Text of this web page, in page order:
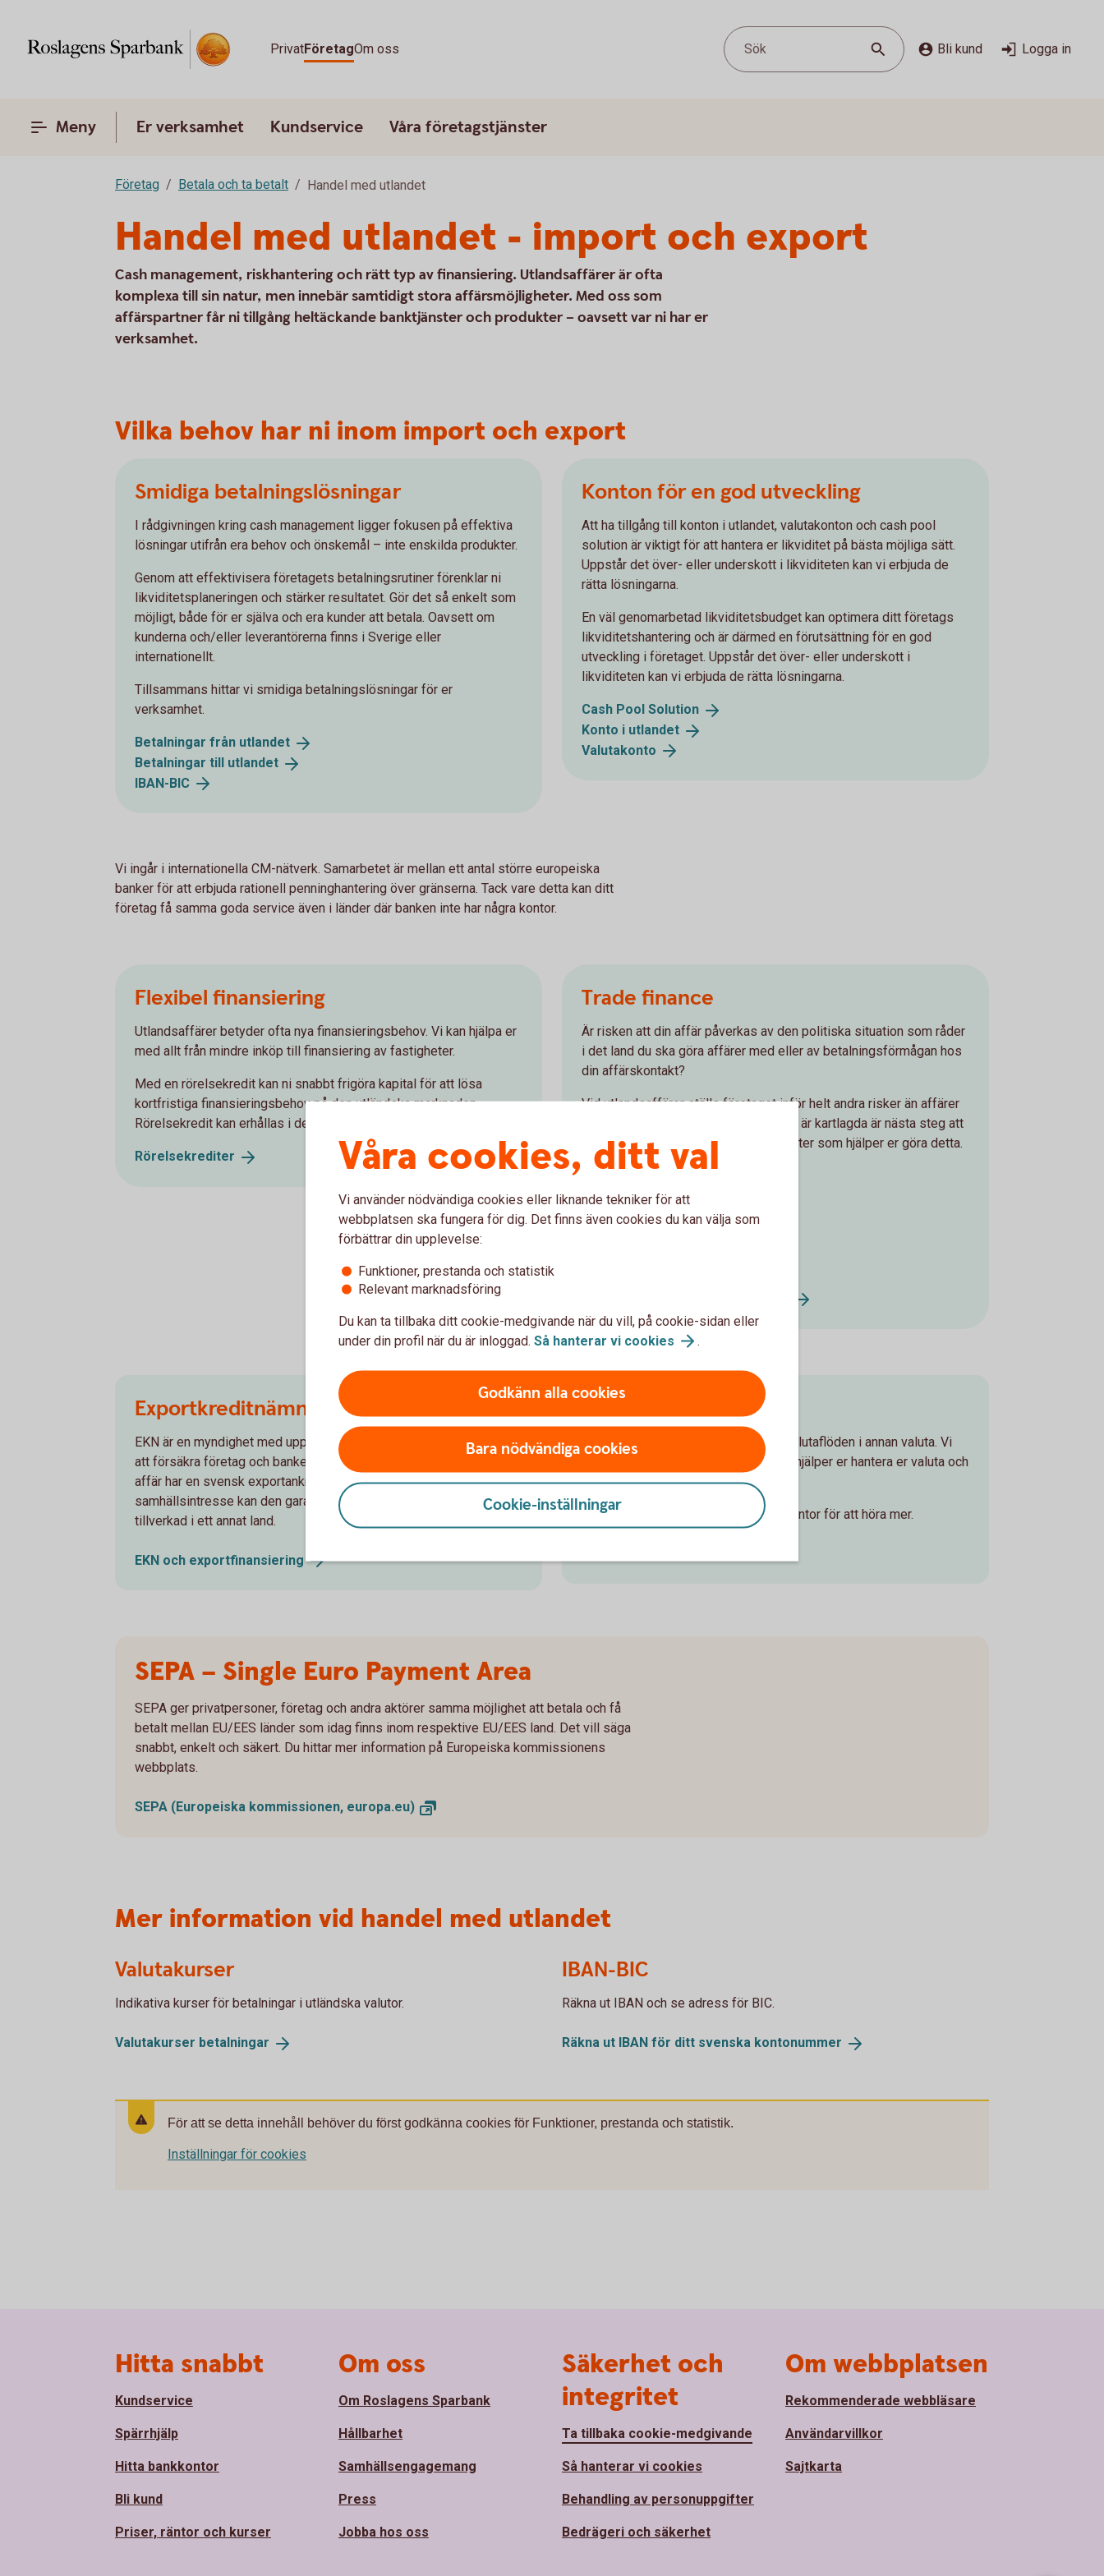
PrivatFöretagOm oss Sök Bli kund Logga in
Meny Er verksamhet Kundservice Våra företagstjänster
Företag Betala och ta betalt Handel med utlandet
Handel med utlandet - import och export
Cash management, riskhantering och rätt typ av finansiering. Utlandsaffärer är ofta
komplexa till sin natur, men innebär samtidigt stora affärsmöjligheter. Med oss som
affärspartner får ni tillgång heltäckande banktjänster och produkter – oavsett var ni har er
verksamhet.
Vilka behov har ni inom import och export
Smidiga betalningslösningar
I rådgivningen kring cash management ligger fokusen på effektiva
lösningar utifrån era behov och önskemål – inte enskilda produkter.
Genom att effektivisera företagets betalningsrutiner förenklar ni
likviditetsplaneringen och stärker resultatet. Gör det så enkelt som
möjligt, både för er själva och era kunder att betala. Oavsett om
kunderna och/eller leverantörerna finns i Sverige eller
internationellt.
Tillsammans hittar vi smidiga betalningslösningar för er
verksamhet.
Betalningar från utlandet
Betalningar till utlandet
IBAN-BIC
Konton för en god utveckling
Att ha tillgång till konton i utlandet, valutakonton och cash pool
solution är viktigt för att hantera er likviditet på bästa möjliga sätt.
Uppstår det över- eller underskott i likviditeten kan vi erbjuda de
rätta lösningarna.
En väl genomarbetad likviditetsbudget kan optimera ditt företags
likviditetshantering och är därmed en förutsättning för en god
utveckling i företaget. Uppstår det över- eller underskott i
likviditeten kan vi erbjuda de rätta lösningarna.
Cash Pool Solution
Konto i utlandet
Valutakonto
Vi ingår i internationella CM-nätverk. Samarbetet är mellan ett antal större europeiska
banker för att erbjuda rationell penninghantering över gränserna. Tack vare detta kan ditt
företag få samma goda service även i länder där banken inte har några kontor.
Flexibel finansiering
Utlandsaffärer betyder ofta nya finansieringsbehov. Vi kan hjälpa er
med allt från mindre inköp till finansiering av fastigheter.
Med en rörelsekredit kan ni snabbt frigöra kapital för att lösa
kortfristiga finansieringsbehov på den utländska marknaden.
Rörelsekredit kan erhållas i de flesta valutor.
Rörelsekrediter
Trade finance
Är risken att din affär påverkas av den politiska situation som råder
i det land du ska göra affärer med eller av betalningsförmågan hos
din affärskontakt?
Vid utlandsaffärer ställs företaget inför helt andra risker än affärer
på den lokala marknaden. När riskerna är kartlagda är nästa steg att
minimera dem. Vi har ett flertal produkter som hjälper er göra detta.
Importremburs
Exportinkasso
Exportkreditnämnden (EKN)
EKN är en myndighet med uppdrag att främja svensk export genom
att försäkra företag och banker mot risken att inte få betalt. Om din
affär har en svensk exportanknytning och ett svenskt
samhällsintresse kan den garanteras av EKN, även om varan är
tillverkad i ett annat land.
EKN och exportfinansiering
Vid utlandsaffärer uppkommer ofta valutaflöden i annan valuta. Vi
har flertal produkter och tjänster som hjälper er hantera er valuta och
valutarisk på ett effektivt vis.
Kontakta er kundansvarig eller bankkontor för att höra mer.
SEPA – Single Euro Payment Area
SEPA ger privatpersoner, företag och andra aktörer samma möjlighet att betala och få
betalt mellan EU/EES länder som idag finns inom respektive EU/EES land. Det vill säga
snabbt, enkelt och säkert. Du hittar mer information på Europeiska kommissionens
webbplats.
SEPA (Europeiska kommissionen, europa.eu)
Mer information vid handel med utlandet
Valutakurser
Indikativa kurser för betalningar i utländska valutor.
Valutakurser betalningar
IBAN-BIC
Räkna ut IBAN och se adress för BIC.
Räkna ut IBAN för ditt svenska kontonummer
För att se detta innehåll behöver du först godkänna cookies för Funktioner, prestanda och statistik.
Inställningar för cookies
Våra cookies, ditt val
Vi använder nödvändiga cookies eller liknande tekniker för att
webbplatsen ska fungera för dig. Det finns även cookies du kan välja som
förbättrar din upplevelse:
Funktioner, prestanda och statistik
Relevant marknadsföring
Du kan ta tillbaka ditt cookie-medgivande när du vill, på cookie-sidan eller
under din profil när du är inloggad. Så hanterar vi cookies .
Godkänn alla cookies
Bara nödvändiga cookies
Cookie-inställningar
Hitta snabbt
Kundservice
Spärrhjälp
Hitta bankkontor
Bli kund
Priser, räntor och kurser
Om oss
Om Roslagens Sparbank
Hållbarhet
Samhällsengagemang
Press
Jobba hos oss
Säkerhet och
integritet
Ta tillbaka cookie-medgivande
Så hanterar vi cookies
Behandling av personuppgifter
Bedrägeri och säkerhet
Om webbplatsen
Rekommenderade webbläsare
Användarvillkor
Sajtkarta